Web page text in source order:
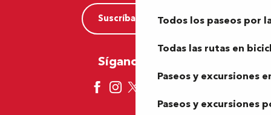
Todos los paseos por
Todas las rutas en
Paseos y excursiones
Paseos y excursiones
Suscríbase ahora
Síganos aquí